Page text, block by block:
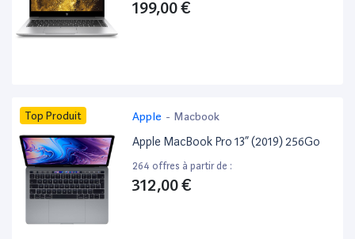
199,00 €
Top Produit Apple - Macbook
Apple MacBook Pro 13” (2019) 256Go
264 offres à partir de :
312,00 €